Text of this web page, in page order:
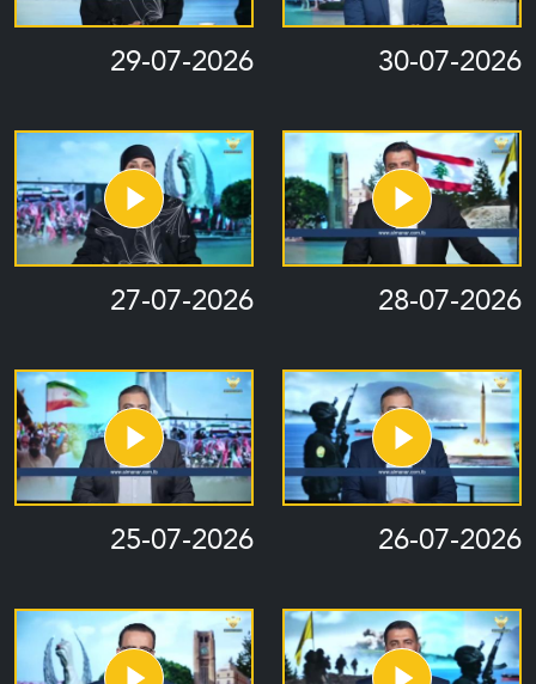
30-07-2026
29-07-2026
28-07-2026
27-07-2026
26-07-2026
25-07-2026